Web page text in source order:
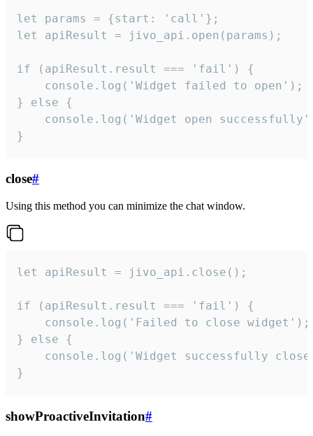
let params = {start: 'call'};
let apiResult = jivo_api.open(params);
if (apiResult.result === 'fail') {
    console.log('Widget failed to open');
} else {
console.log('Widget open
}
close#
Using this method you can minimize the chat window.
let apiResult = jivo_api.close();
if (apiResult.result === 'fail') {
    console.log('Failed to close widget');
} else {
console.log('Widget successfully
}
showProactiveInvitation#